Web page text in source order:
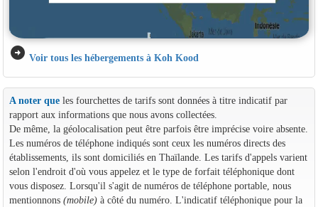
arrow_circle_right Voir tous les hébergements à Koh Kood
A noter queles fourchettes de tarifs sont données à titre indicatif par
rapport aux informations que nous avons collectées.
De même, la géolocalisation peut être parfois être imprécise voire absente.
Les numéros de téléphone indiqués sont ceux les numéros directs des
établissements, ils sont domiciliés en Thaïlande. Les tarifs d'appels varient
selon l'endroit d'où vous appelez et le type de forfait téléphonique dont
vous disposez. Lorsqu'il s'agit de numéros de téléphone portable, nous
mentionnons (mobile)à côté du numéro. L'indicatif téléphonique pour la